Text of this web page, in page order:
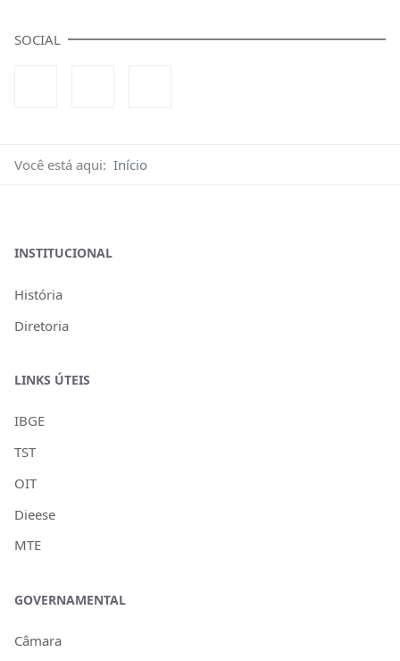
SOCIAL
Você está aqui: Início
INSTITUCIONAL
História
Diretoria
LINKS ÚTEIS
IBGE
TST
OIT
Dieese
MTE
GOVERNAMENTAL
Câmara